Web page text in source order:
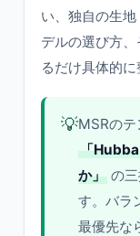
い、独自の生
デルの選び方
るだけ具体的に
💡MSRのテ
「
か」 の
す。バラ
最優先な